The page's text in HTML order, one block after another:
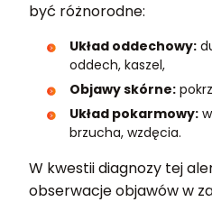
być różnorodne:
Układ oddechowy:
oddech, kaszel,
Objawy skórne:
Układ pokarmowy:
brzucha, wzdęcia.
W kwestii diagnozy tej
obserwacje objawów w